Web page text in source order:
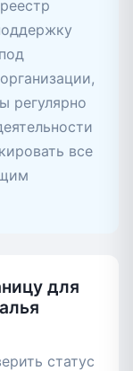
регулярно
все
для
статус